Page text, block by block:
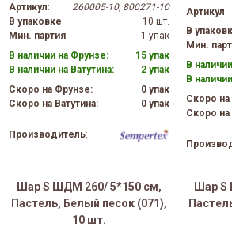
Артикул:
260005-10, 800271-10
В упаковке:
10 шт.
Мин. партия:
1 упак
В наличии на Фрунзе:
15 упак
В наличии на Ватутина:
2 упак
Скоро на Фрунзе:
0 упак
Скоро на Ватутина:
0 упак
Производитель:
Артикул:
В
Мин.
В
В
Скоро
Скоро на
Шар S ШДМ 260/ 5*150 см,
Пастель, Белый песок (071),
10 шт.
Шар S